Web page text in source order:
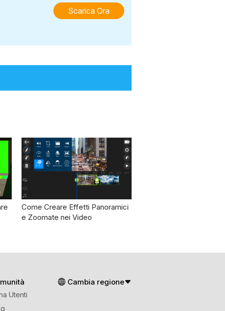
Scarica Ora
Come Creare Effetti Panoramici
e Zoomate nei Video
Utenti
Cambia regione